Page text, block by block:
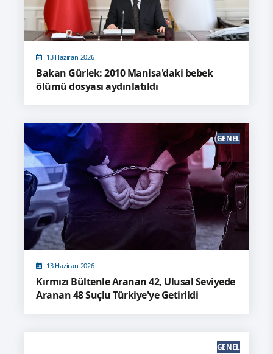
13 Haziran 2026
Bakan Gürlek: 2010 Manisa'daki bebek
ölümü dosyası aydınlatıldı
13 Haziran 2026
Kırmızı Bültenle Aranan 42, Ulusal Seviyede
Aranan 48 Suçlu Türkiye'ye Getirildi
GENEL
GENEL